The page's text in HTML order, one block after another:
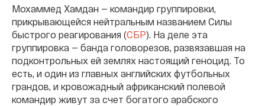
Мохаммед Хамдан — командир группировки,
прикрывающейся нейтральным названием Силы
быстрого реагирования (СБР). На деле эта
группировка — банда головорезов, развязавшая на
подконтрольных ей землях настоящий геноцид. То
есть, и один из главных английских футбольных
грандов, и кровожадный африканский полевой
командир живут за счет богатого арабского